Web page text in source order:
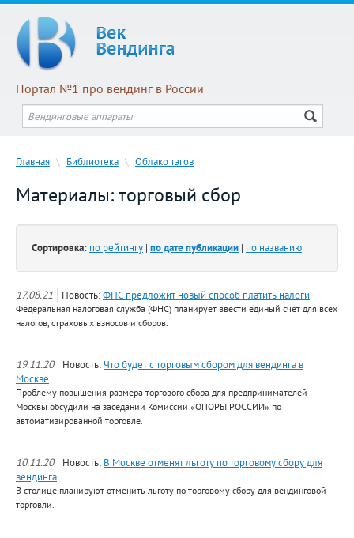
Портал №1 про вендинг в России
Главная \ Библиотека \ Облако тэгов
Материалы: торговый сбор
Сортировка: по рейтингу | по дате публикации | по названию
17.08.21 Новость:ФНС предложит новый способ платить налоги
Федеральная налоговая служба (ФНС) планирует ввести единый счет для всех
налогов, страховых взносов и сборов.
19.11.20 Новость: Что будет с торговым сбором для вендинга в
Москве
Проблему повышения размера торгового сбора для предпринимателей
Москвы обсудили на заседании Комиссии «ОПОРЫ РОССИИ» по
автоматизированной торговле.
10.11.20 Новость: В Москве отменят льготу по торговому сбору для
вендинга
В столице планируют отменить льготу по торговому сбору для вендинговой
торговли.